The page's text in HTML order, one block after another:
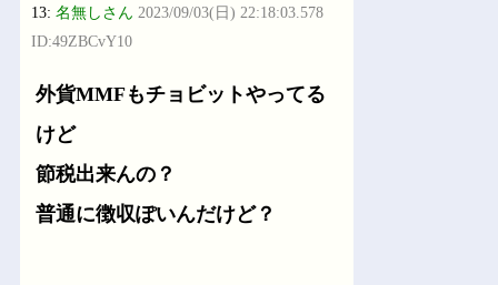
13:名無しさん 2023/09/03(日) 22:18:03.578
ID:49ZBCvY10
外貨MMFもチョビットやってる
けど
節税出来んの？
普通に徴収ぽいんだけど？